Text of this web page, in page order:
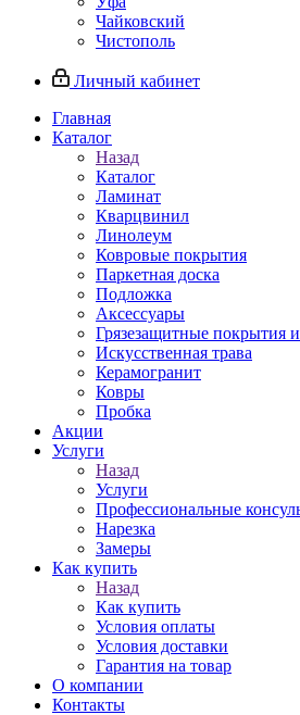
Чайковский
Чистополь
Личный кабинет
Главная
Каталог
Назад
Каталог
Ламинат
Кварцвинил
Линолеум
Ковровые покрытия
Паркетная доска
Подложка
Аксессуары
Грязезащитные покрытия
Искусственная трава
Керамогранит
Ковры
Пробка
Акции
Услуги
Назад
Услуги
Профессиональные
Нарезка
Замеры
Как купить
Назад
Как купить
Условия оплаты
Условия доставки
Гарантия на товар
О компании
Контакты